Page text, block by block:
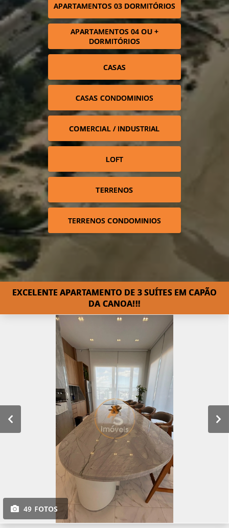
APARTAMENTOS 03 DORMITÓRIOS
APARTAMENTOS 04 OU +
DORMITÓRIOS
CASAS
CASAS CONDOMINIOS
COMERCIAL / INDUSTRIAL
LOFT
TERRENOS
TERRENOS CONDOMINIOS
EXCELENTE APARTAMENTO DE 3 SUÍTES EM CAPÃO
DA CANOA!!!
49 FOTOS